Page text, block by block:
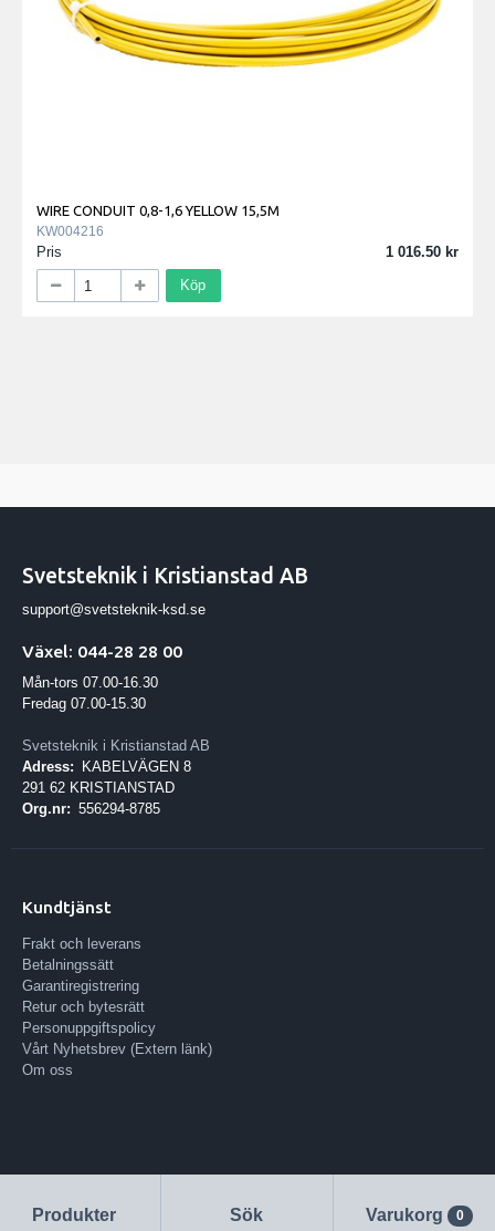
Produkter Sök Varukorg 0
WIRE CONDUIT 0,8-1,6 YELLOW 15,5M
KW004216
Pris 1 016.50
Köp
Svetsteknik i Kristianstad AB
support@svetsteknik-ksd.se
Växel: 044-28 28 00
Mån-tors 07.00-16.30
Fredag 07.00-15.30
Svetsteknik i Kristianstad AB
Adress:
KABELVÄGEN 8
291 62 KRISTIANSTAD
Org.nr: 556294-8785
Kundtjänst
Frakt och leverans
Betalningssätt
Garantiregistrering
Retur och bytesrätt
Personuppgiftspolicy
Vårt Nyhetsbrev (Extern länk)
Om oss